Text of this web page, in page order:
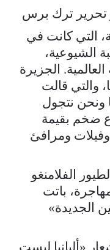
تحرير ترك برس
التي كانت في
الشيوعية،
الجزيرة
والتي قالت
ونحن نتجول
ضخم بقيمة
وفيلات ومرافئ
الفلامنغو
باتت
الجديدة»
«ألبانيا ليست